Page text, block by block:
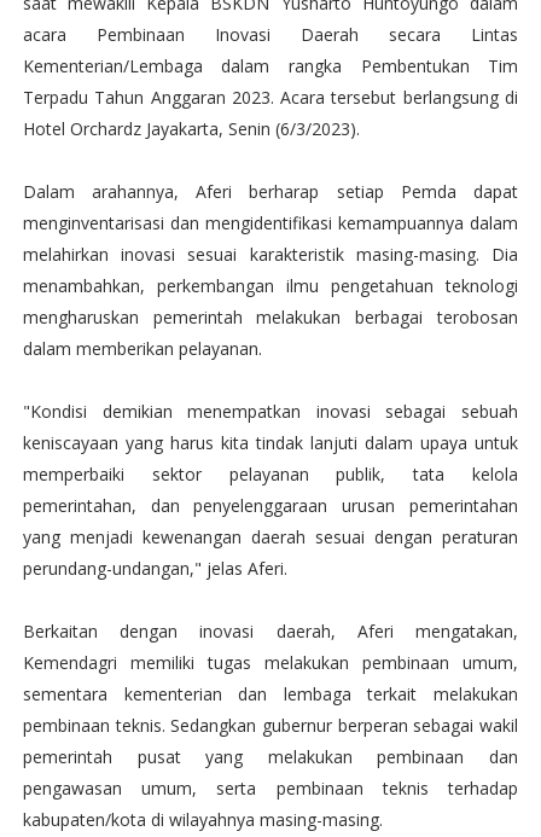
acara Pembinaan Inovasi Daerah secara Lintas
Kementerian/Lembaga dalam rangka Pembentukan Tim
Terpadu Tahun Anggaran 2023. Acara tersebut berlangsung di
Hotel Orchardz Jayakarta, Senin (6/3/2023).
Dalam arahannya, Aferi berharap setiap Pemda dapat
menginventarisasi dan mengidentifikasi kemampuannya dalam
melahirkan inovasi sesuai karakteristik masing-masing. Dia
menambahkan, perkembangan ilmu pengetahuan teknologi
mengharuskan pemerintah melakukan berbagai terobosan
dalam memberikan pelayanan.
"Kondisi demikian menempatkan inovasi sebagai sebuah
keniscayaan yang harus kita tindak lanjuti dalam upaya untuk
memperbaiki sektor pelayanan publik, tata kelola
pemerintahan, dan penyelenggaraan urusan pemerintahan
yang menjadi kewenangan daerah sesuai dengan peraturan
perundang-undangan," jelas Aferi.
Berkaitan dengan inovasi daerah, Aferi mengatakan,
Kemendagri memiliki tugas melakukan pembinaan umum,
sementara kementerian dan lembaga terkait melakukan
pembinaan teknis. Sedangkan gubernur berperan sebagai wakil
pemerintah pusat yang melakukan pembinaan dan
pengawasan umum, serta pembinaan teknis terhadap
kabupaten/kota di wilayahnya masing-masing.